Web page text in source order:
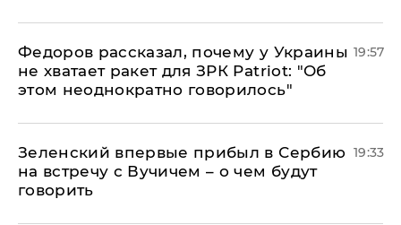
Федоров рассказал, почему у Украины
не хватает ракет для ЗРК Patriot: "Об
этом неоднократно говорилось"
19:57
Зеленский впервые прибыл в Сербию
на встречу с Вучичем – о чем будут
говорить
19:33